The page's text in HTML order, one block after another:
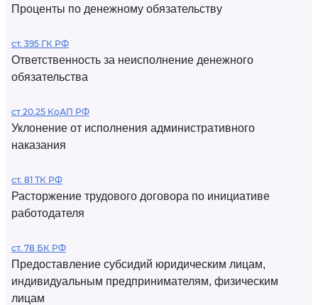
Проценты по денежному обязательству
ст. 395 ГК РФ
Ответственность за неисполнение денежного
обязательства
ст 20.25 КоАП РФ
Уклонение от исполнения административного
наказания
ст. 81 ТК РФ
Расторжение трудового договора по инициативе
работодателя
ст. 78 БК РФ
Предоставление субсидий юридическим лицам,
индивидуальным предпринимателям, физическим
лицам